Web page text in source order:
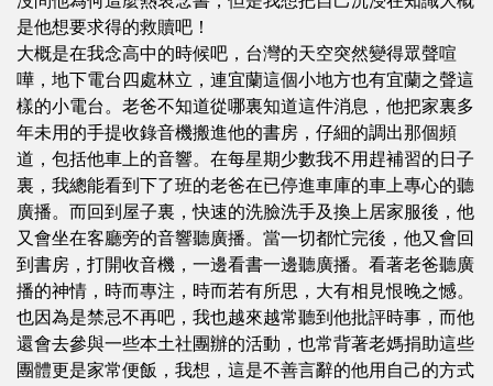
是他想要求得的救贖吧！
大概是在我念高中的時候吧，台灣的天空突然變得眾聲喧
嘩，地下電台四處林立，連宜蘭這個小地方也有宜蘭之聲這
樣的小電台。老爸不知道從哪裏知道這件消息，他把家裏多
年未用的手提收錄音機搬進他的書房，仔細的調出那個頻
道，包括他車上的音響。在每星期少數我不用趕補習的日子
裏，我總能看到下了班的老爸在已停進車庫的車上專心的聽
廣播。而回到屋子裏，快速的洗臉洗手及換上居家服後，他
又會坐在客廳旁的音響聽廣播。當一切都忙完後，他又會回
到書房，打開收音機，一邊看書一邊聽廣播。看著老爸聽廣
播的神情，時而專注，時而若有所思，大有相見恨晚之憾。
也因為是禁忌不再吧，我也越來越常聽到他批評時事，而他
還會去參與一些本土社團辦的活動，也常背著老媽捐助這些
團體更是家常便飯，我想，這是不善言辭的他用自己的方式